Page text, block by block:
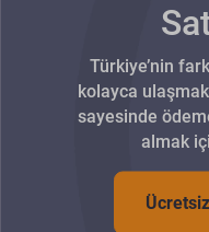
Türkiye’nin
kolayca
sayesinde
almak